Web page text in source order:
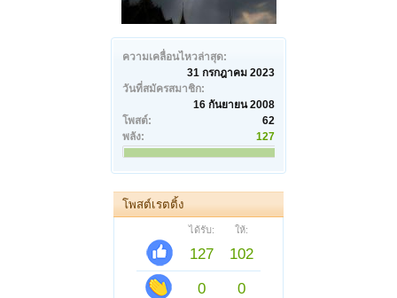
ความเคลื่อนไหวล่าสุด:
31 กรกฎาคม 2023
วันที่สมัครสมาชิก:
16 กันยายน 2008
โพสต์:
62
พลัง:
127
โพสต์เรตติ้ง
ได้รับ: ให้:
127
102
0
0